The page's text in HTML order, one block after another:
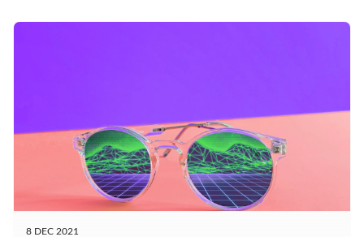
8 DEC 2021